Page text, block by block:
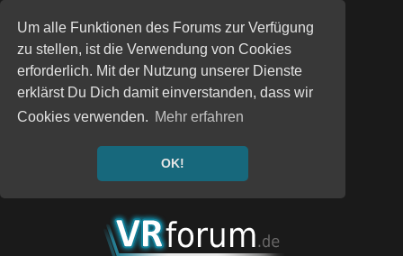
Um alle Funktionen des Forums zur Verfügung
zu stellen, ist die Verwendung von Cookies
erforderlich. Mit der Nutzung unserer Dienste
erklärst Du Dich damit einverstanden, dass wir
Cookies verwenden. Mehr erfahren
OK!